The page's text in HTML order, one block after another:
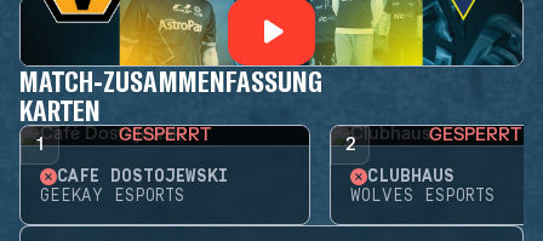
MATCH-ZUSAMMENFASSUNG
KARTEN
1 GESPERRT
CAFÉ DOSTOJEWSKI
GEEKAY ESPORTS
2 GESPERRT
CLUBHAUS
WOLVES ESPORTS